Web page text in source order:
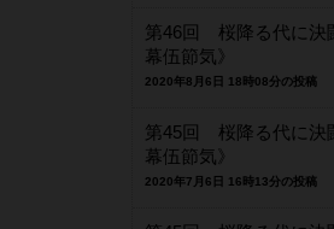
第46回 桜降る代に決
幕伍節気》
2020年8月6日 18時08分の投稿
第45回 桜降る代に決
幕伍節気》
2020年7月6日 16時13分の投稿